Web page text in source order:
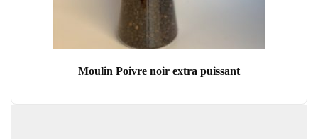
Moulin Poivre noir extra puissant